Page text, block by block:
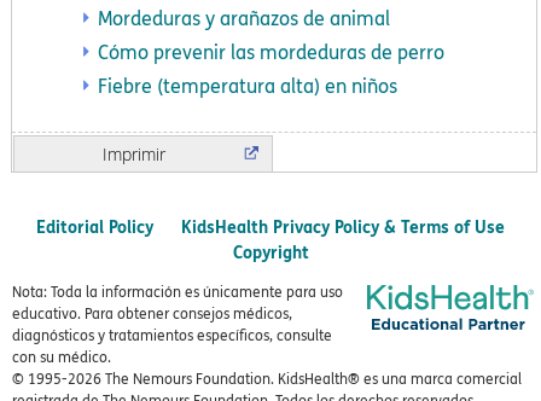
Mordeduras y arañazos de animal
Cómo prevenir las mordeduras de perro
Fiebre (temperatura alta) en niños
Imprimir
Editorial Policy
KidsHealth Privacy Policy & Terms of Use
Copyright
Nota: Toda la información es únicamente para uso
educativo. Para obtener consejos médicos,
diagnósticos y tratamientos específicos, consulte
con su médico.
© 1995-2026 The Nemours Foundation. KidsHealth® es una marca comercial